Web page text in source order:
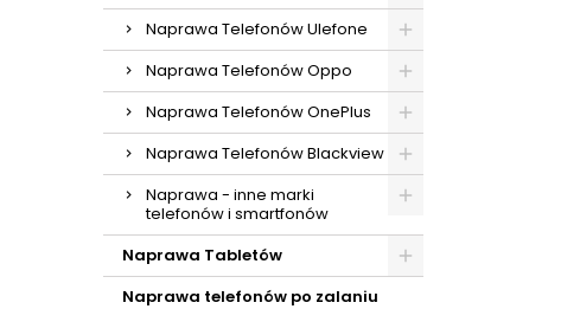
Naprawa Telefonów Ulefone
Naprawa Telefonów Oppo
Naprawa Telefonów OnePlus
Naprawa Telefonów Blackview
Naprawa - inne marki
telefonów i smartfonów
Naprawa Tabletów
Naprawa telefonów po zalaniu